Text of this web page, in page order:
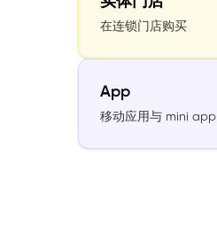
在连锁门店购买
App
移动应用与 mini app